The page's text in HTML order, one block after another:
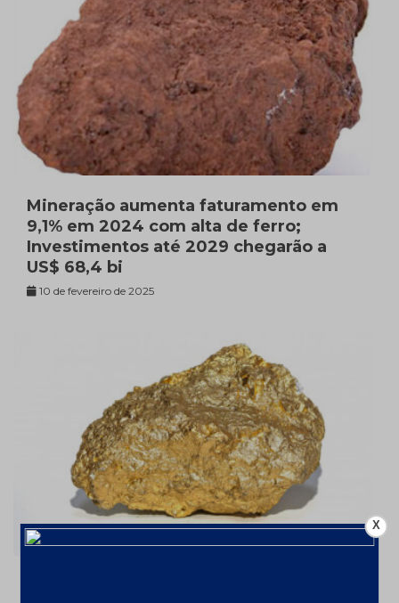
Mineração aumenta faturamento em
9,1% em 2024 com alta de ferro;
Investimentos até 2029 chegarão a
US$ 68,4 bi
10 de fevereiro de 2025
X